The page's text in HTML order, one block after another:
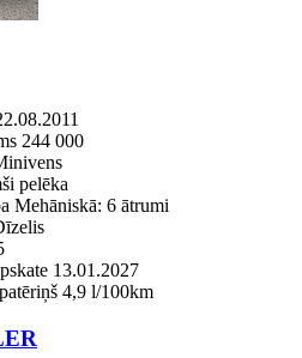
244 000
pelēka
Mehāniskā: 6 ātrumi
13.01.2027
4,9 l/100km